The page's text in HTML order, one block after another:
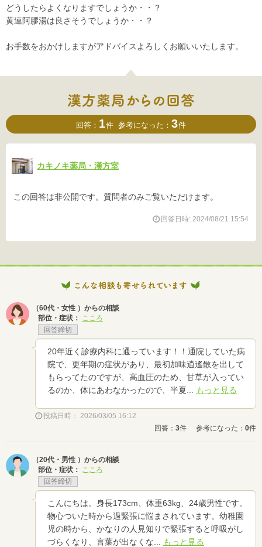
どうしたらよくなりますでしょうか・・？
黄連阿膠湯は良さそうでしょうか・・？
お手数をおかけしますがアドバイスよろしくお願いいたします。
回答： 1件 参考になった： 3件
カキノキ薬局・漢方室
この回答は非公開です。質問者のみご覧いただけます。
回答日時: 2024/08/21 15:54
（60代・女性 ）からの相談
部位・症状： こころ
回答締切
20年近く診療内科に通っています！！通院していた病
院で、更年期の症状があり、最初加味逍遙散を出して
もらってたのですが、高血圧のため、甘草が入ってい
るのか、体にあわなかったので、半夏...
もっと見る
投稿日時： 2026/03/05 16:12
回答： 3件 参考になった： 0件
（20代・男性 ）からの相談
部位・症状： こころ
回答締切
こんにちは。身長173cm、体重63kg、24歳男性です。
物心ついた時から過緊張に悩まされています。幼稚園
児の時から、かなりの人見知りで緊張すると呼吸がし
づらくなり、言葉が出なくな...
もっと見る